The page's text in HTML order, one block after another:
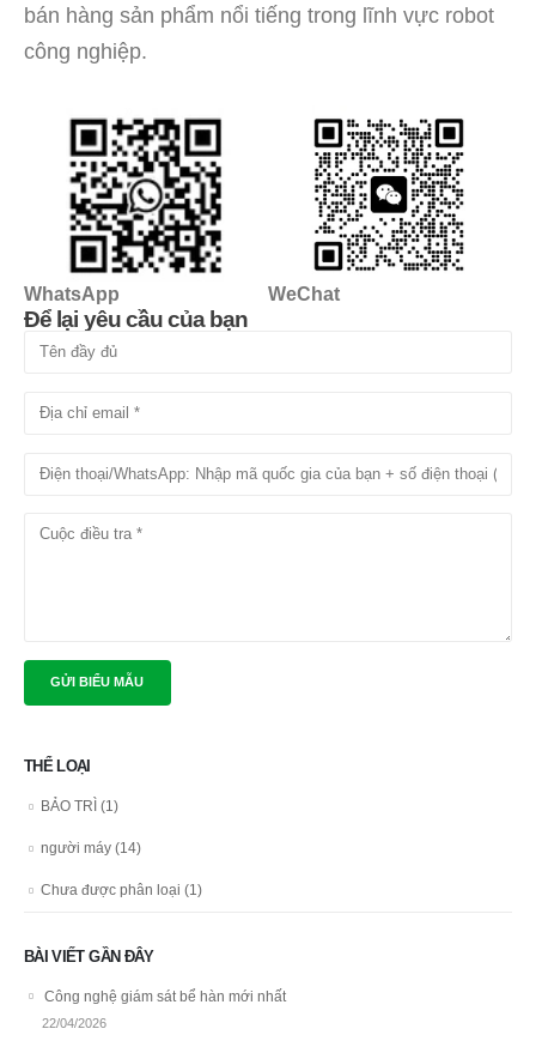
bán hàng sản phẩm nổi tiếng trong lĩnh vực robot
công nghiệp.
WhatsApp WeChat
Để lại yêu cầu của bạn
THỂ LOẠI
BẢO TRÌ (1)
người máy (14)
Chưa được phân loại (1)
BÀI VIẾT GẦN ĐÂY
Công nghệ giám sát bể hàn mới nhất
22/04/2026